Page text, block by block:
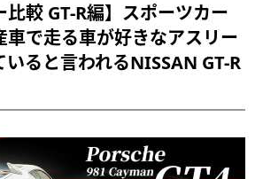
比較 GT-R編】スポーツカー
車で走る車が好きなアスリー
いると言われるNISSAN GT-R